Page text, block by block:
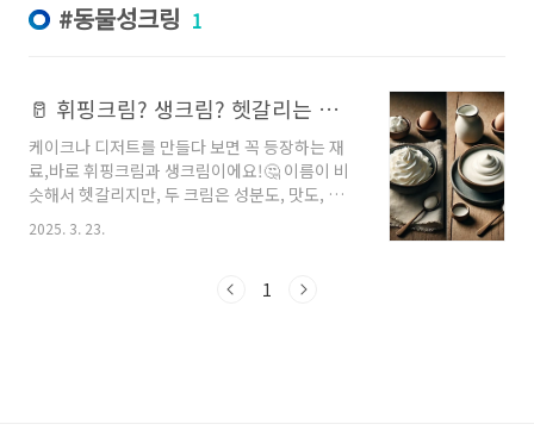
동물성크링 1
🥛 휘핑크림? 생크림? 헷갈리는 크림 차이 한 번에 정리!
케이크나 디저트를 만들다 보면 꼭 등장하는 재
료,바로 휘핑크림과 생크림이에요!🤔 이름이 비
슷해서 헷갈리지만, 두 크림은 성분도, 맛도, 쓰임
새도 완전히 다릅니다.오늘은 마트 앞에서 더 이
상 고민하지 않도록✨ 두 크림의 차이점을 쉽고
크림은 우유에서 지방 성분만을 분리해서 만든
2025. 3. 23.
1